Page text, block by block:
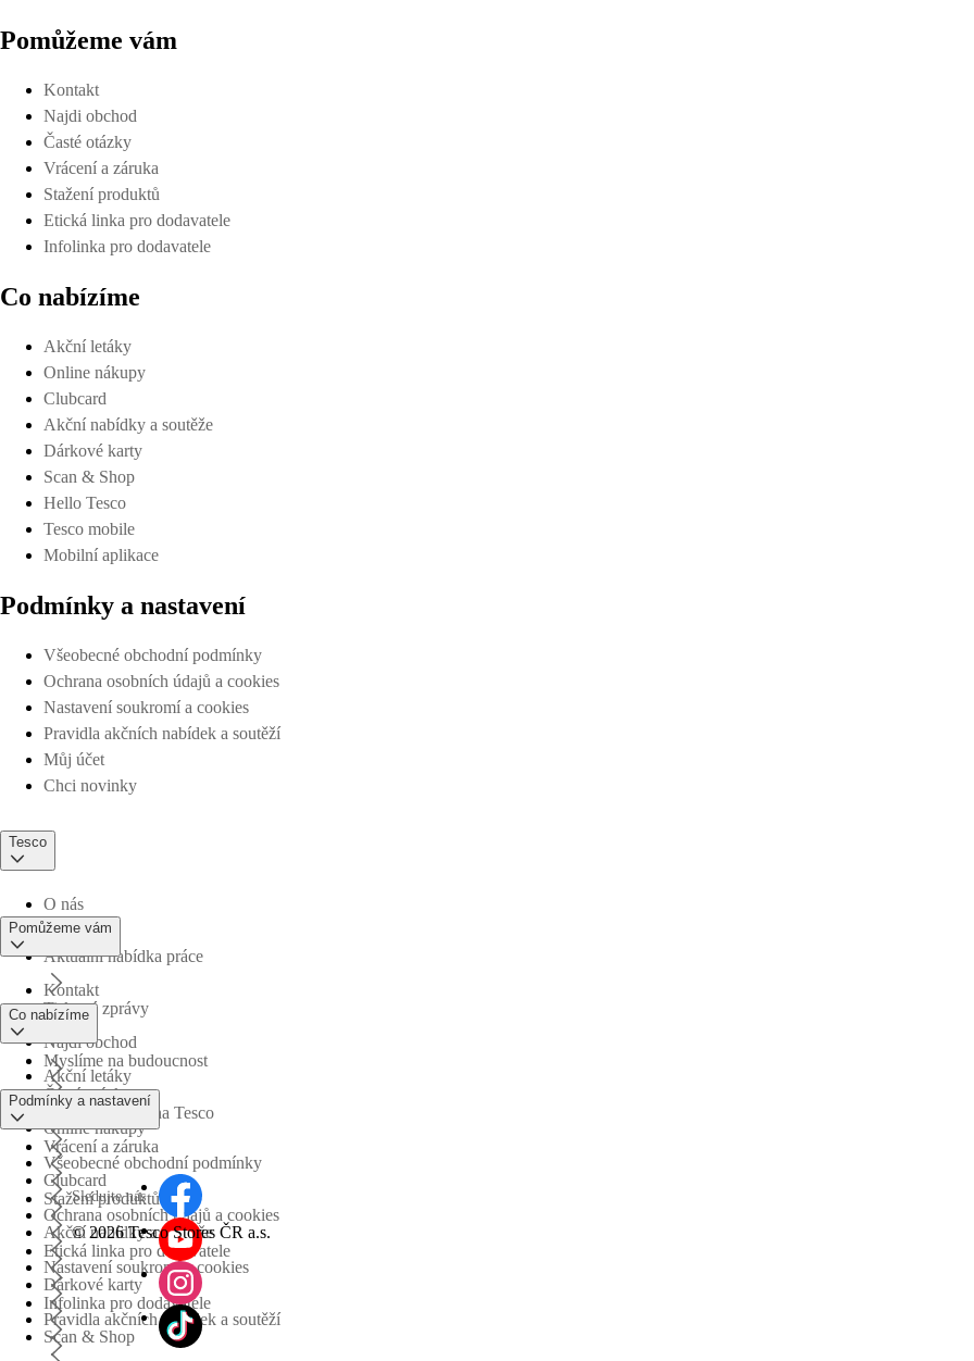
Pomůžeme vám
Kontakt
Najdi obchod
Časté otázky
Vrácení a záruka
Stažení produktů
Etická linka pro dodavatele
Infolinka pro dodavatele
Co nabízíme
Akční letáky
Online nákupy
Clubcard
Akční nabídky a soutěže
Dárkové karty
Scan & Shop
Hello Tesco
Tesco mobile
Mobilní aplikace
Podmínky a nastavení
Všeobecné obchodní podmínky
Ochrana osobních údajů a cookies
Nastavení soukromí a cookies
Pravidla akčních nabídek a soutěží
Můj účet
Chci novinky
Tesco
O nás
Aktuální nabídka práce
Tiskové zprávy
Myslíme na budoucnost
Obchodní skupina Tesco
Pomůžeme vám
Kontakt
Najdi obchod
Časté otázky
Vrácení a záruka
Stažení produktů
Etická linka pro dodavatele
Infolinka pro dodavatele
Co nabízíme
Akční letáky
Online nákupy
Clubcard
Akční nabídky a soutěže
Dárkové karty
Scan & Shop
Podmínky a nastavení
Všeobecné obchodní podmínky
Ochrana osobních údajů a cookies
Nastavení soukromí a cookies
Pravidla akčních nabídek a soutěží
Sledujte nás
© 2026 Tesco Stores ČR a.s.